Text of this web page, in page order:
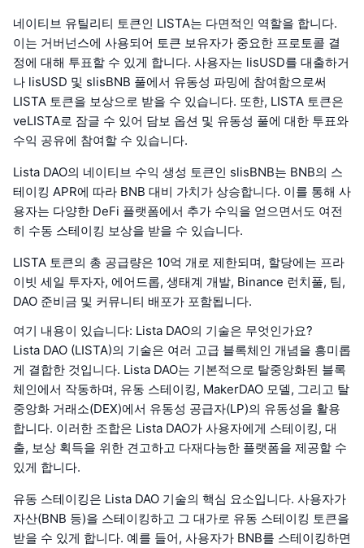
네이티브 유틸리티 토큰인 LISTA는 다면적인 역할을 합니다.
이는 거버넌스에 사용되어 토큰 보유자가 중요한 프로토콜 결
정에 대해 투표할 수 있게 합니다. 사용자는 lisUSD를 대출하거
나 lisUSD 및 slisBNB 풀에서 유동성 파밍에 참여함으로써
LISTA 토큰을 보상으로 받을 수 있습니다. 또한, LISTA 토큰은
veLISTA로 잠글 수 있어 담보 옵션 및 유동성 풀에 대한 투표와
수익 공유에 참여할 수 있습니다.
Lista DAO의 네이티브 수익 생성 토큰인 slisBNB는 BNB의 스
테이킹 APR에 따라 BNB 대비 가치가 상승합니다. 이를 통해 사
용자는 다양한 DeFi 플랫폼에서 추가 수익을 얻으면서도 여전
히 수동 스테이킹 보상을 받을 수 있습니다.
LISTA 토큰의 총 공급량은 10억 개로 제한되며, 할당에는 프라
이빗 세일 투자자, 에어드롭, 생태계 개발, Binance 런치풀, 팀,
DAO 준비금 및 커뮤니티 배포가 포함됩니다.
여기 내용이 있습니다: Lista DAO의 기술은 무엇인가요?
Lista DAO (LISTA)의 기술은 여러 고급 블록체인 개념을 흥미롭
게 결합한 것입니다. Lista DAO는 기본적으로 탈중앙화된 블록
체인에서 작동하며, 유동 스테이킹, MakerDAO 모델, 그리고 탈
중앙화 거래소(DEX)에서 유동성 공급자(LP)의 유동성을 활용
합니다. 이러한 조합은 Lista DAO가 사용자에게 스테이킹, 대
출, 보상 획득을 위한 견고하고 다재다능한 플랫폼을 제공할 수
있게 합니다.
유동 스테이킹은 Lista DAO 기술의 핵심 요소입니다. 사용자가
자산(BNB 등)을 스테이킹하고 그 대가로 유동 스테이킹 토큰을
받을 수 있게 합니다. 예를 들어, 사용자가 BNB를 스테이킹하면